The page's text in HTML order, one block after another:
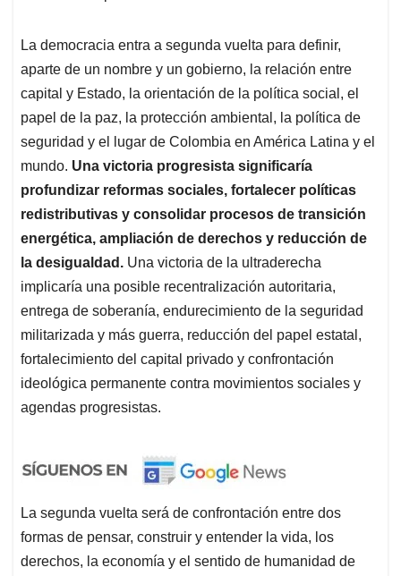
La democracia entra a segunda vuelta para definir,
aparte de un nombre y un gobierno, la relación entre
capital y Estado, la orientación de la política social, el
papel de la paz, la protección ambiental, la política de
seguridad y el lugar de Colombia en América Latina y el
mundo. Una victoria progresista significaría
profundizar reformas sociales, fortalecer políticas
redistributivas y consolidar procesos de transición
energética, ampliación de derechos y reducción de
la desigualdad. Una victoria de la ultraderecha
implicaría una posible recentralización autoritaria,
entrega de soberanía, endurecimiento de la seguridad
militarizada y más guerra, reducción del papel estatal,
fortalecimiento del capital privado y confrontación
ideológica permanente contra movimientos sociales y
agendas progresistas.
La segunda vuelta será de confrontación entre dos
formas de pensar, construir y entender la vida, los
derechos, la economía y el sentido de humanidad de